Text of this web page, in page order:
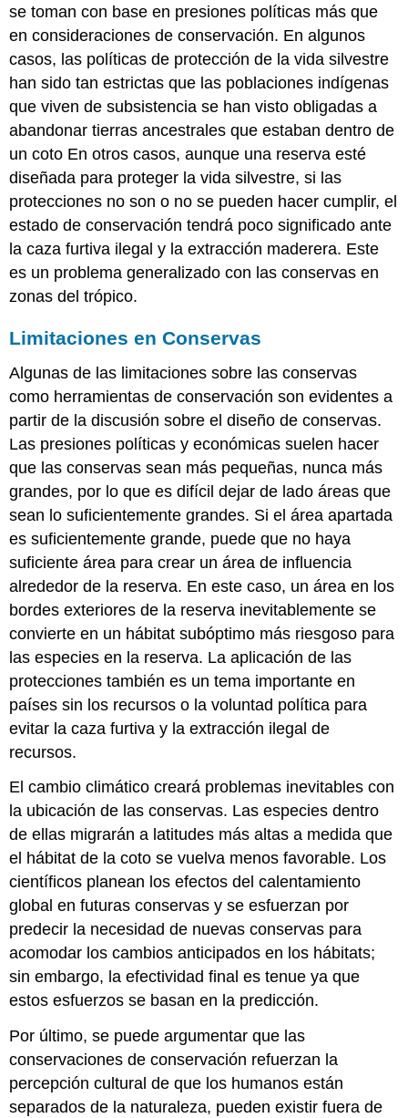
se toman con base en presiones políticas más que
en consideraciones de conservación. En algunos
casos, las políticas de protección de la vida silvestre
han sido tan estrictas que las poblaciones indígenas
que viven de subsistencia se han visto obligadas a
abandonar tierras ancestrales que estaban dentro de
un coto En otros casos, aunque una reserva esté
diseñada para proteger la vida silvestre, si las
protecciones no son o no se pueden hacer cumplir, el
estado de conservación tendrá poco significado ante
la caza furtiva ilegal y la extracción maderera. Este
es un problema generalizado con las conservas en
zonas del trópico.
Limitaciones en Conservas
Algunas de las limitaciones sobre las conservas
como herramientas de conservación son evidentes a
partir de la discusión sobre el diseño de conservas.
Las presiones políticas y económicas suelen hacer
que las conservas sean más pequeñas, nunca más
grandes, por lo que es difícil dejar de lado áreas que
sean lo suficientemente grandes. Si el área apartada
es suficientemente grande, puede que no haya
suficiente área para crear un área de influencia
alrededor de la reserva. En este caso, un área en los
bordes exteriores de la reserva inevitablemente se
convierte en un hábitat subóptimo más riesgoso para
las especies en la reserva. La aplicación de las
protecciones también es un tema importante en
países sin los recursos o la voluntad política para
evitar la caza furtiva y la extracción ilegal de
recursos.
El cambio climático creará problemas inevitables con
la ubicación de las conservas. Las especies dentro
de ellas migrarán a latitudes más altas a medida que
el hábitat de la coto se vuelva menos favorable. Los
científicos planean los efectos del calentamiento
global en futuras conservas y se esfuerzan por
predecir la necesidad de nuevas conservas para
acomodar los cambios anticipados en los hábitats;
sin embargo, la efectividad final es tenue ya que
estos esfuerzos se basan en la predicción.
Por último, se puede argumentar que las
conservaciones de conservación refuerzan la
percepción cultural de que los humanos están
separados de la naturaleza, pueden existir fuera de